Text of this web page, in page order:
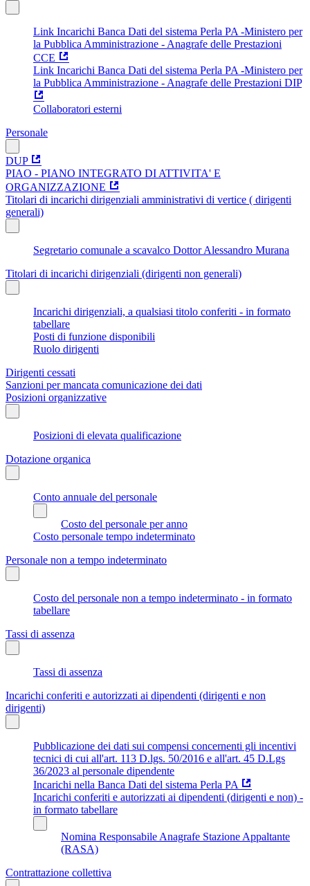
Link Incarichi Banca Dati del sistema Perla PA -Ministero per
la Pubblica Amministrazione - Anagrafe delle Prestazioni
CCE
Link Incarichi Banca Dati del sistema Perla PA -Ministero per
la Pubblica Amministrazione - Anagrafe delle Prestazioni DIP
Collaboratori esterni
Personale
DUP
PIAO - PIANO INTEGRATO DI ATTIVITA' E
ORGANIZZAZIONE
Titolari di incarichi dirigenziali amministrativi di vertice ( dirigenti
generali)
Segretario comunale a scavalco Dottor Alessandro Murana
Titolari di incarichi dirigenziali (dirigenti non generali)
Incarichi dirigenziali, a qualsiasi titolo conferiti - in formato
tabellare
Posti di funzione disponibili
Ruolo dirigenti
Dirigenti cessati
Sanzioni per mancata comunicazione dei dati
Posizioni organizzative
Posizioni di elevata qualificazione
Dotazione organica
Conto annuale del personale
Costo del personale per anno
Costo personale tempo indeterminato
Personale non a tempo indeterminato
Costo del personale non a tempo indeterminato - in formato
tabellare
Tassi di assenza
Tassi di assenza
Incarichi conferiti e autorizzati ai dipendenti (dirigenti e non
dirigenti)
Pubblicazione dei dati sui compensi concernenti gli incentivi
tecnici di cui all'art. 113 D.lgs. 50/2016 e all'art. 45 D.Lgs
36/2023 al personale dipendente
Incarichi nella Banca Dati del sistema Perla PA
Incarichi conferiti e autorizzati ai dipendenti (dirigenti e non) -
in formato tabellare
Nomina Responsabile Anagrafe Stazione Appaltante
(RASA)
Contrattazione collettiva